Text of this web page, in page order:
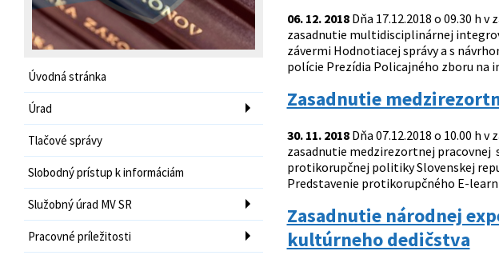
Úvodná stránka
Úrad
Tlačové správy
Slobodný prístup k informáciám
Služobný úrad MV SR
Pracovné príležitosti
06. 12. 2018Dňa 17.12.2018 o 09.30 h
zasadnutie multidisciplinárnej
závermi Hodnotiacej správy a s
polície Prezídia Policajného zboru na
Zasadnutie
30. 11. 2018Dňa 07.12.2018 o 10.00 h
zasadnutie medzirezortnej pracovnej
protikorupčnej politiky Slovenskej
Predstavenie protikorupčného E-
Zasadnutie národnej
kultúrneho dedičstva